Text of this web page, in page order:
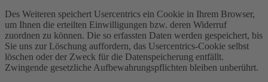
Des Weiteren speichert Usercentrics ein Cookie in Ihrem Browser,
um Ihnen die erteilten Einwilligungen bzw. deren Widerruf
zuordnen zu können. Die so erfassten Daten werden gespeichert, bis
Sie uns zur Löschung auffordern, das Usercentrics-Cookie selbst
löschen oder der Zweck für die Datenspeicherung entfällt.
Zwingende gesetzliche Aufbewahrungspflichten bleiben unberührt.